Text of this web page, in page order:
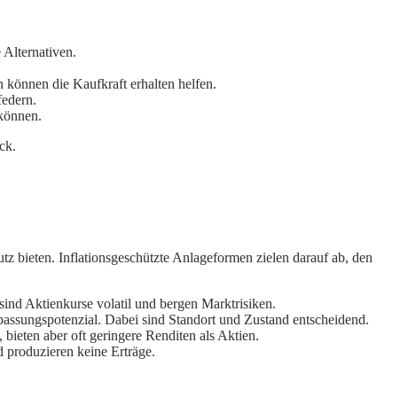
Alternativen.
die Kaufkraft erhalten helfen.
bieten. Inflationsgeschützte Anlageformen zielen darauf ab, den
Aktienkurse volatil und bergen Marktrisiken.
Dabei sind Standort und Zustand entscheidend.
aber oft geringere Renditen als Aktien.
produzieren keine Erträge.